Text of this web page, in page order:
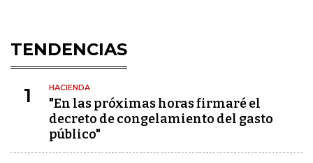
TENDENCIAS
1 HACIENDA
"En las próximas horas firmaré el
decreto de congelamiento del gasto
público"